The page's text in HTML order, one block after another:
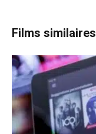
Films similaires